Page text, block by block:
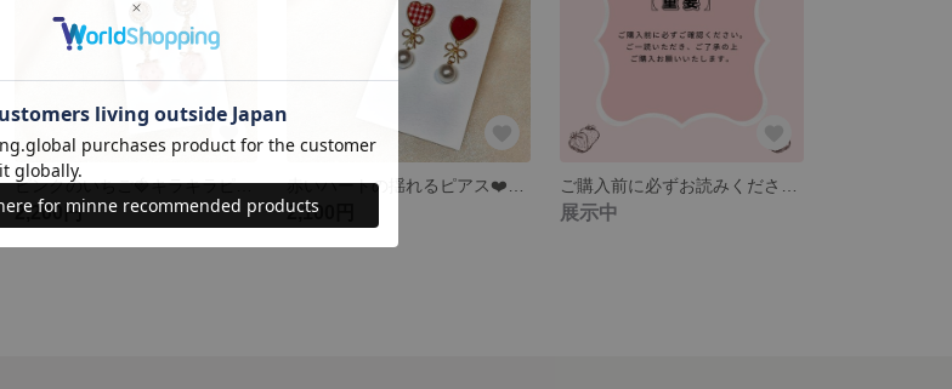
ピンクのいちご🍓キラキラピアス🫧 パール ゴールド
2,200円 2,100円 展示中